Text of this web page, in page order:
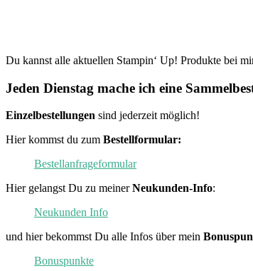
Du kannst alle aktuellen Stampin‘ Up! Produkte bei
Jeden Dienstag mache ich eine
Einzelbestellungen sind jederzeit möglich!
Hier kommst du zum Bestellformular:
Bestellanfrageformular
Hier gelangst Du zu meinerNeukunden-Info:
Neukunden Info
und hier bekommst Du alle Infos über mein
Bonuspunkte